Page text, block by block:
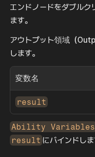
エンドノードをダブルク
ます。
アウトプット領域（
します。
変数名
result
Ability Variables
result にバインドしま